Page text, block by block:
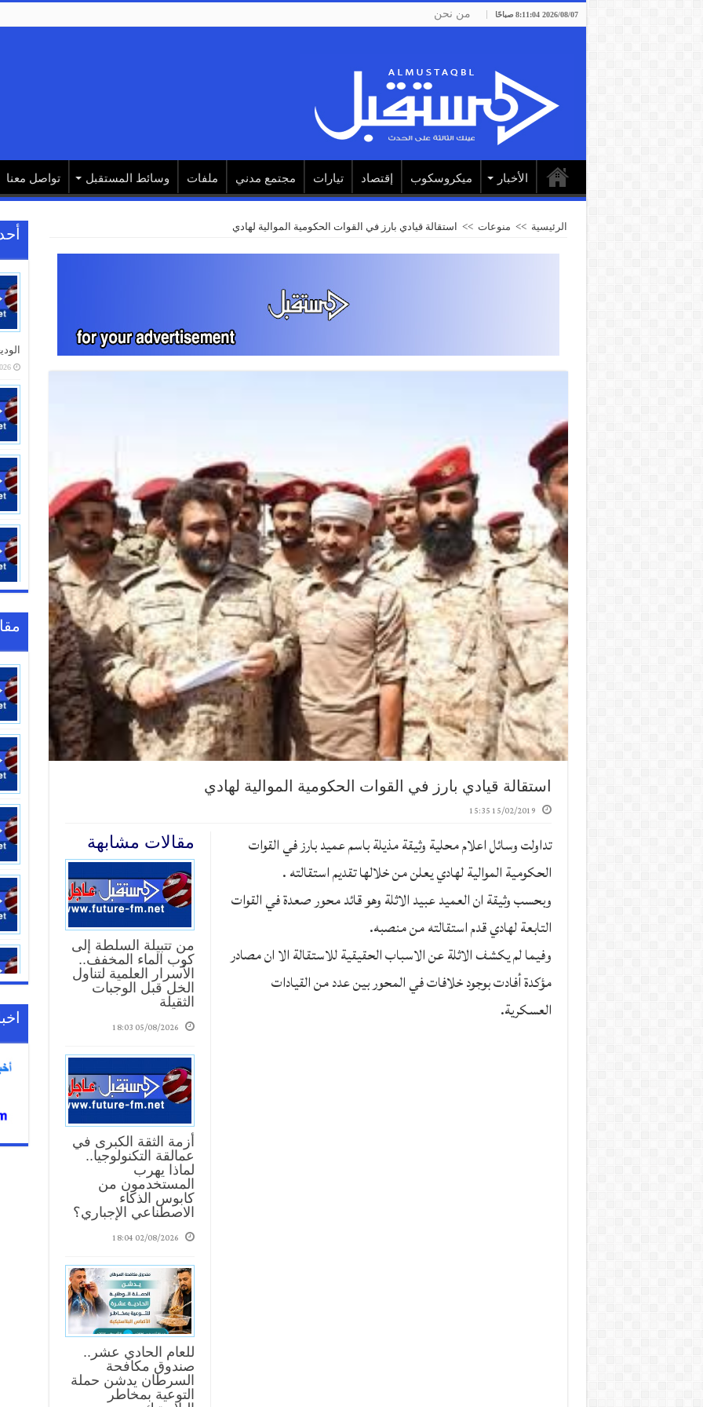
2026/08/07 8:11:04 صباحًا من نحن
الأخبار ميكروسكوب إقتصاد تيارات مجتمع مدني ملفات وسائط المستقبل تواصل معنا
الرئيسية >> منوعات >> استقالة قيادي بارز في القوات الحكومية الموالية لهادي
استقالة قيادي بارز في القوات الحكومية الموالية لهادي
15/02/2019 15:35
مقالات مشابهة
من تتبيلة السلطة إلى
كوب الماء المخفف..
الأسرار العلمية لتناول
الخل قبل الوجبات
الثقيلة
05/08/2026 18:03
أزمة الثقة الكبرى في
عمالقة التكنولوجيا..
لماذا يهرب
المستخدمون من
كابوس الذكاء
الاصطناعي الإجباري؟
02/08/2026 18:04
للعام الحادي عشر..
صندوق مكافحة
السرطان يدشن حملة
التوعية بمخاطر
تداولت وسائل اعلام محلية وثيقة مذيلة باسم عميد بارز في القوات
الحكومية الموالية لهادي يعلن من خلالها تقديم استقالته .
وبحسب وثيقة ان العميد عبيد الاثلة وهو قائد محور صعدة في القوات
التابعة لهادي قدم استقالته من منصبه.
وفيما لم يكشف الاثلة عن الاسباب الحقيقية للاستقالة الا ان مصادر
مؤكدة أفادت بوجود خلافات في المحور بين عدد من القيادات
العسكرية.